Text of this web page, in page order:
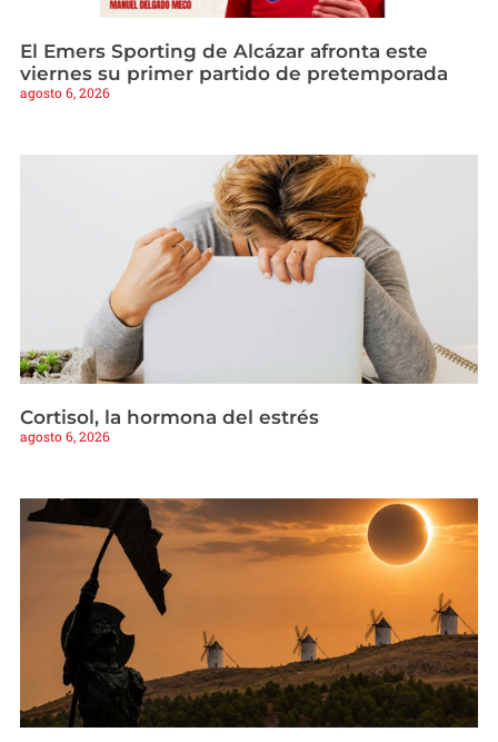
El Emers Sporting de Alcázar afronta este
viernes su primer partido de pretemporada
agosto 6, 2026
Cortisol, la hormona del estrés
agosto 6, 2026